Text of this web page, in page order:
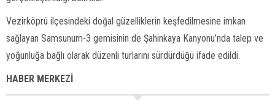
Vezirköprü ilçesindeki doğal güzelliklerin keşfedilmesine imkan
sağlayan Samsunum-3 gemisinin de Şahinkaya Kanyonu’nda talep ve
yoğunluğa bağlı olarak düzenli turlarını sürdürdüğü ifade edildi.
HABER MERKEZİ